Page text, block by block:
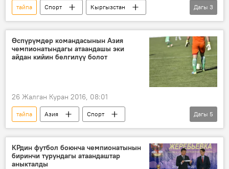
тайпа Спорт
Кыргызстан
Жаңылыктар
Индия футбол
Дагы 3
Өспүрүмдөр командасынын Азия
чемпионатындагы атаандашы эки
айдан кийин белгилүү болот
26 Жалган Куран 2016, 08:01
тайпа Азия
Спорт
Жаңылыктар
Индия
Азия чемпионаты
турнир
өспүрүм
Дагы 5
КРдин футбол боюнча чемпионатынын
биринчи турундагы атаандаштар
аныкталды